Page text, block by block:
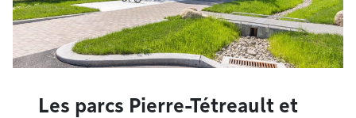
Les parcs Pierre-Tétreault et